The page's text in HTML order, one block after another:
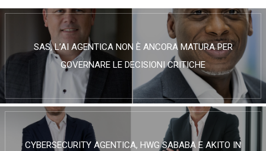
SAS, L’AI AGENTICA NON È ANCORA MATURA PER
GOVERNARE LE DECISIONI CRITICHE
CYBERSECURITY AGENTICA, HWG SABABA E AKITO IN